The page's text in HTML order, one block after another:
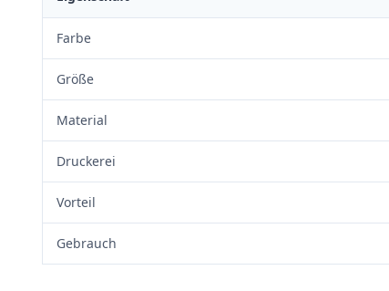
Farbe
Größe
Material
Druckerei
Vorteil
Gebrauch